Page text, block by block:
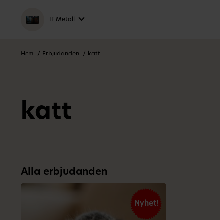
IF Metall
Hem Erbjudanden katt
katt
Alla erbjudanden
Nyhet!